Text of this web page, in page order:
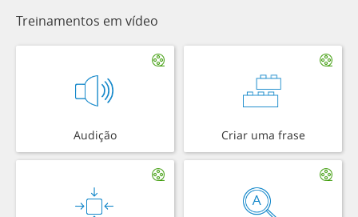
Treinamentos em vídeo
Audição Criar uma frase